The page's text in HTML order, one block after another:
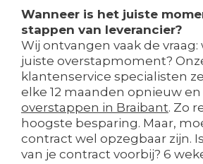
Wanneer is het juiste
stappen van leverancier?
Wij ontvangen vaak de
juiste overstapmoment?
klantenservice specialisten
elke 12 maanden opnieuw en
overstappen in Braibant. Zo
hoogste besparing. Maar,
contract wel opzegbaar zijn.
van je contract voorbij? 6